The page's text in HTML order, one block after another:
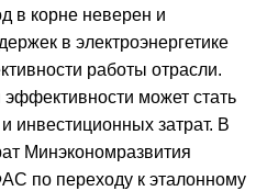
в корне неверен и
в электроэнергетике
работы отрасли.
может стать
инвестиционных затрат. В
Минэкономразвития
по переходу к эталонному